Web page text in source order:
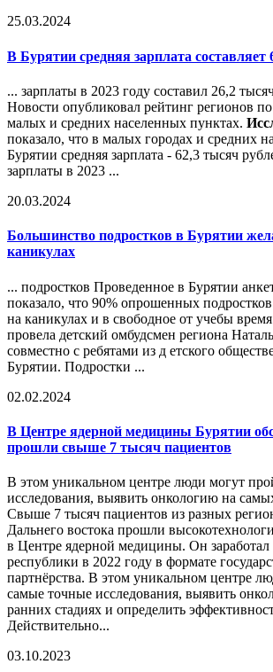
25.03.2024
В Бурятии средняя зарплата составляет
... зарплаты в 2023 году составил 26,2
Новости опубликовал рейтинг регионов
малых и средних населенных пунктах.
показало, что в малых городах и средних
Бурятии средняя зарплата - 62,3 тысяч
зарплаты в 2023 ...
20.03.2024
Большинство подростков в Бурятии
каникулах
... подростков Проведенное в Бурятии
показало, что 90% опрошенных
на каникулах и в свободное от учебы
провела детский омбудсмен региона
совместно с ребятами из д етского
Бурятии. Подростки ...
02.02.2024
В Центре ядерной медицины Бурятии
прошли свыше 7 тысяч пациентов
В этом уникальном центре люди могут
исследования, выявить онкологию на
Свыше 7 тысяч пациентов из разных
Дальнего востока прошли
в Центре ядерной медицины. Он заработал
республики в 2022 году в формате
партнёрства. В этом уникальном центре
самые точные исследования, выявить
ранних стадиях и определить
Действительно...
03.10.2023